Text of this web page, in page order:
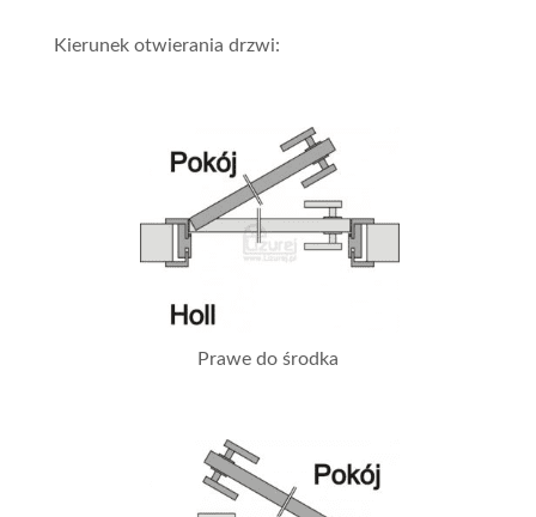
Kierunek otwierania drzwi:
Prawe do środka